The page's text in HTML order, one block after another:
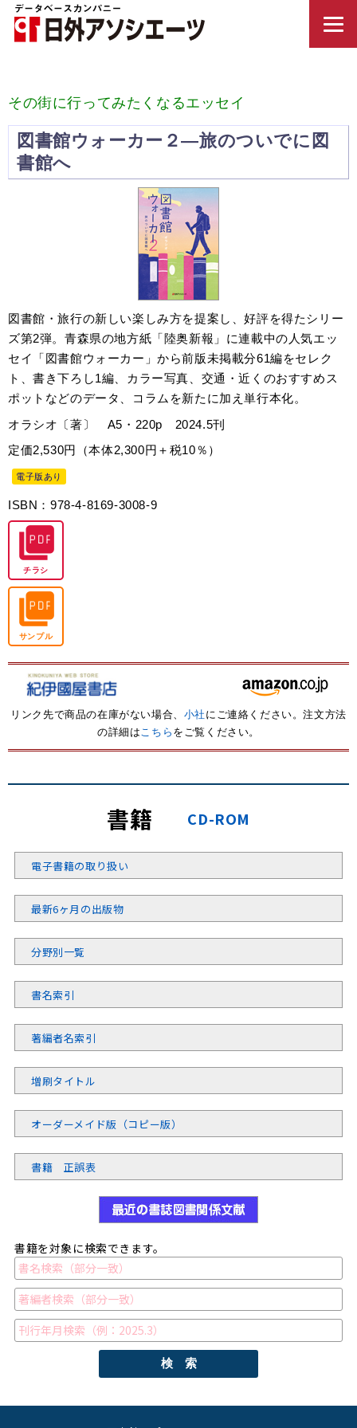
その街に行ってみたくなるエッセイ
図書館ウォーカー２—旅のついでに図
書館へ
図書館・旅行の新しい楽しみ方を提案し、好評を得たシリー
ズ第2弾。青森県の地方紙「陸奥新報」に連載中の人気エッ
セイ「図書館ウォーカー」から前版未掲載分61編をセレク
ト、書き下ろし1編、カラー写真、交通・近くのおすすめス
ポットなどのデータ、コラムを新たに加え単行本化。
オラシオ〔著〕 A5・220p 2024.5刊
定価2,530円（本体2,300円＋税10％）
電子版あり
ISBN：978-4-8169-3008-9
チラシ
サンプル
リンク先で商品の在庫がない場合、 小社 にご連絡ください。注文方法
の詳細は こちら をご覧ください。
書籍 CD-ROM
電子書籍の取り扱い
最新6ヶ月の出版物
分野別一覧
書名索引
著編者名索引
増刷タイトル
オーダーメイド版（コピー版）
書籍 正誤表
書籍を対象に検索できます。
検 索